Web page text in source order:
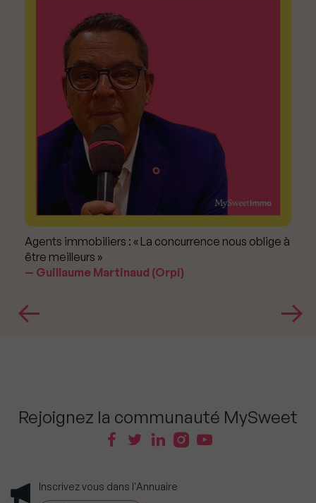
Agents immobiliers : « La concurrence nous oblige à
être meilleurs »
Guillaume Martinaud (Orpi)
Rejoignez la communauté MySweet
Inscrivez vous dans l'Annuaire